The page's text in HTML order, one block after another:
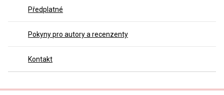
Předplatné
Pokyny pro autory a recenzenty
Kontakt